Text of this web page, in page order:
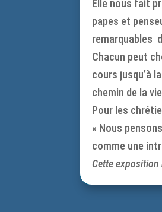
Elle nous fait
papes et
remarquables
Chacun peut
cours jusqu’à
chemin de la
Pour les
« Nous
comme une
Cette exposition